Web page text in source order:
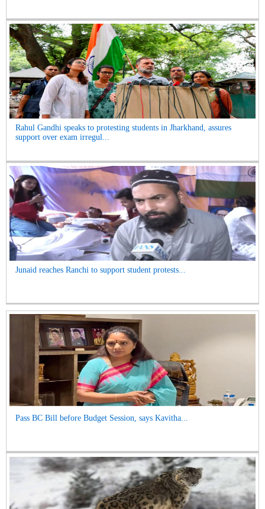
Rahul Gandhi speaks to protesting students in Jharkhand, assures
support over exam irregul...
Junaid reaches Ranchi to support student protests...
Pass BC Bill before Budget Session, says Kavitha...